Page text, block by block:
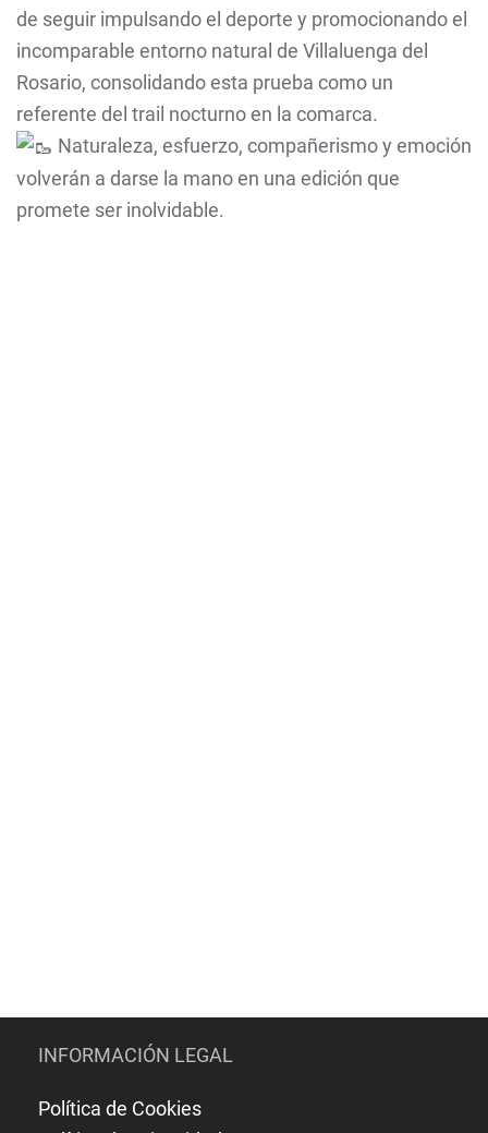
de seguir impulsando el deporte y promocionando el
incomparable entorno natural de Villaluenga del
Rosario, consolidando esta prueba como un
referente del trail nocturno en la comarca.
Naturaleza, esfuerzo, compañerismo y emoción
volverán a darse la mano en una edición que
promete ser inolvidable.
INFORMACIÓN LEGAL
Política de Cookies